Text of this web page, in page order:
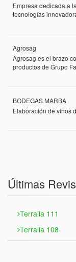
Empresa dedicada a
tecnologías
Agrosag
Agrosag es el brazo
productos de Grupo
BODEGAS MARBA
Elaboración de vinos
Últimas
Terralia 111
Terralia 108